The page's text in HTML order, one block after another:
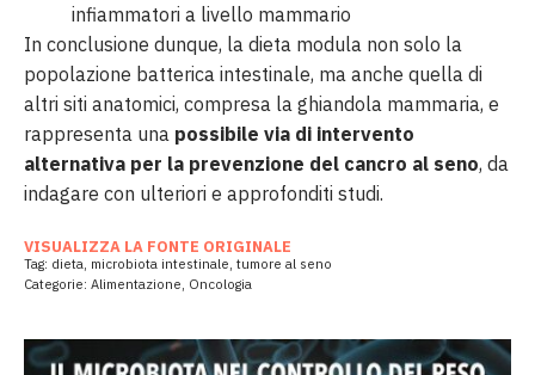
infiammatori a livello mammario
In conclusione dunque, la dieta modula non solo la
popolazione batterica intestinale, ma anche quella di
altri siti anatomici, compresa la ghiandola mammaria, e
rappresenta una possibile via di intervento
alternativa per la prevenzione del cancro al seno, da
indagare con ulteriori e approfonditi studi.
VISUALIZZA LA FONTE ORIGINALE
Tag: dieta, microbiota intestinale, tumore al seno
Categorie: Alimentazione, Oncologia